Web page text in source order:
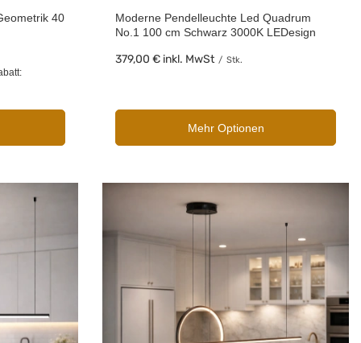
40
Moderne Pendelleuchte Led Quadrum
No.1 100 cm Schwarz 3000K LEDesign
379,00 € inkl. MwSt / Stk.
Mehr Optionen